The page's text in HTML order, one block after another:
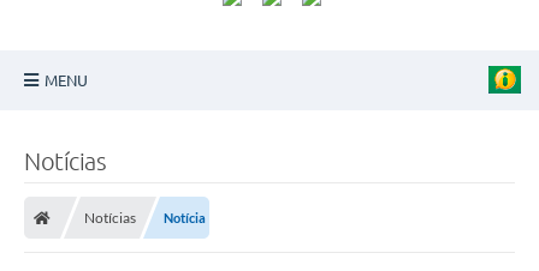
MENU
Turismo
Notícias
Notícias Notícia